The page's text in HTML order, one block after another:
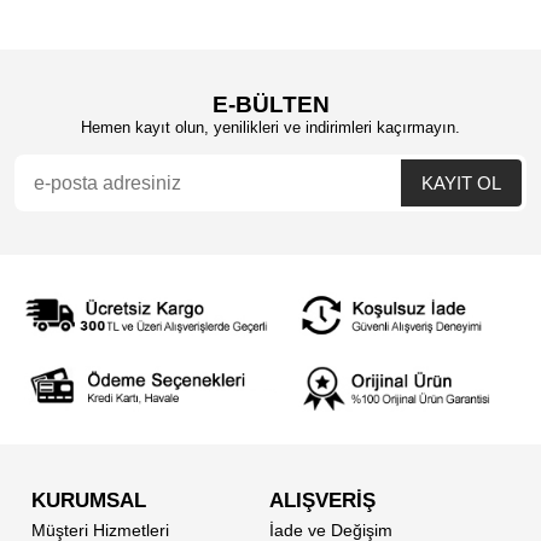
E-BÜLTEN
Hemen kayıt olun, yenilikleri ve indirimleri kaçırmayın.
KURUMSAL
Müşteri Hizmetleri
ALIŞVERİŞ
İade ve Değişim